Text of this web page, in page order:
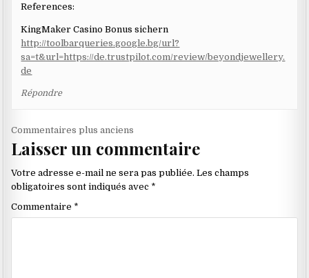
References:
KingMaker Casino Bonus sichern
http://toolbarqueries.google.bg/url?
sa=t&url=https://de.trustpilot.com/review/beyondjewellery.
de
Répondre
Navigation
dans
les
commentaires
Commentaires plus anciens
Laisser un commentaire
Votre adresse e-mail ne sera pas publiée. Les champs
obligatoires sont indiqués avec *
Commentaire *